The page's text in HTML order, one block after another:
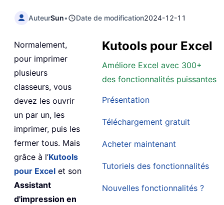
AuteurSun• Date de modification2024-12-11
Kutools pour Excel
Améliore Excel avec 300+
des fonctionnalités puissantes
Présentation
Téléchargement gratuit
Acheter maintenant
Tutoriels des fonctionnalités
Nouvelles fonctionnalités ?
Normalement,
pour imprimer
plusieurs
classeurs, vous
devez les ouvrir
un par un, les
imprimer, puis les
fermer tous. Mais
grâce à l’Kutools
pour Excel et son
Assistant
d'impression en